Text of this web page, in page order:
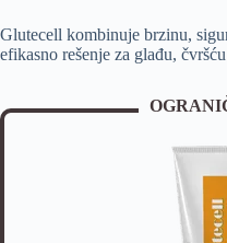
Glutecell kombinuje brzinu,
efikasno rešenje za glađu,